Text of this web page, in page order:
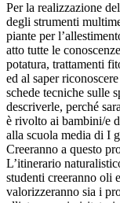
Per la realizzazione
degli strumenti
piante per
atto tutte le
potatura, trattamenti
ed al saper
schede tecniche sulle
descriverle, perché
è rivolto ai bambini/e
alla scuola media di I
Creeranno a questo
L’itinerario
studenti creeranno oli
valorizzeranno sia i